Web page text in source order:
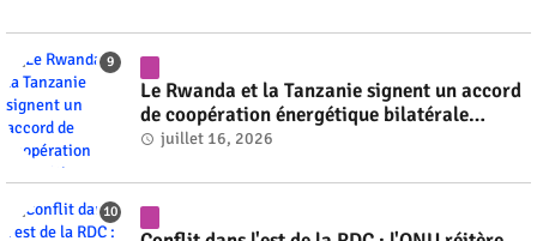
Le Rwanda et la Tanzanie signent un accord
de coopération énergétique bilatérale
#rwanda #RwOT
juillet 16, 2026